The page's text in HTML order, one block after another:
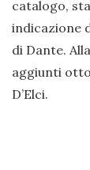
catalogo,
indicazione
di Dante.
aggiunti
D’Elci.